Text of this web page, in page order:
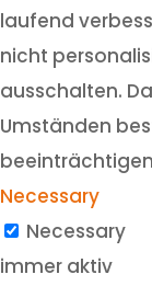
laufend
nicht
ausschalten.
Umständen
Necessary
Necessary
immer aktiv